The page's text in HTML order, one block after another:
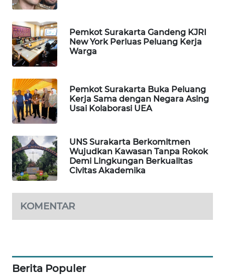
Pemkot Surakarta Gandeng KJRI
New York Perluas Peluang Kerja
Warga
Pemkot Surakarta Buka Peluang
Kerja Sama dengan Negara Asing
Usai Kolaborasi UEA
UNS Surakarta Berkomitmen
Wujudkan Kawasan Tanpa Rokok
Demi Lingkungan Berkualitas
Civitas Akademika
KOMENTAR
Berita Populer
SELEB
WAHANA
PERSONA
WAHANA
OTOMOTIF
WAHANA
HEALTH
WAHANA
DESA
LAPAK
WAHANA
Network